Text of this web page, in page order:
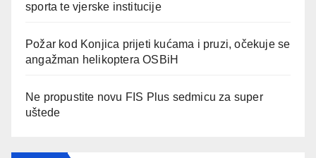
sporta te vjerske institucije
Požar kod Konjica prijeti kućama i pruzi, očekuje se
angažman helikoptera OSBiH
Ne propustite novu FIS Plus sedmicu za super
uštede